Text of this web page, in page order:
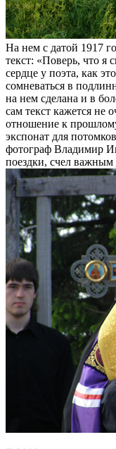
На нем с датой 1917
текст: «Поверь, что я
сердце у поэта, как
сомневаться в
на нем сделана и в
сам текст кажется не
отношение к
экспонат для
фотограф Владимир
поездки, счел важным